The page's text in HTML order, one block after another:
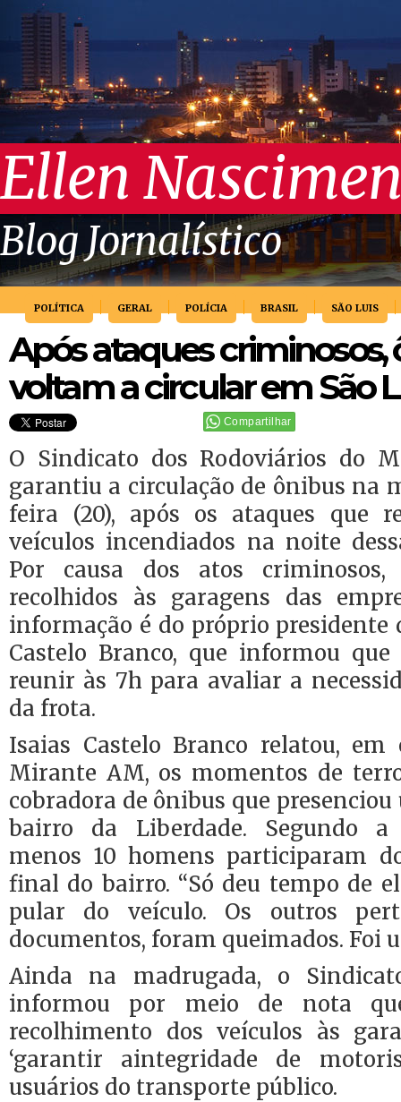
Ellen
Blog Jornalístico
POLÍTICA GERAL POLÍCIA BRASIL SÃO LUIS
Após ataques criminosos,
voltam a circular em São
Compartilhar
O Sindicato dos Rodoviários do
garantiu a circulação de ônibus na
feira (20), após os ataques que
veículos incendiados na noite
Por causa dos atos
recolhidos às garagens das
informação é do próprio presidente
Castelo Branco, que informou
reunir às 7h para avaliar a
da frota.
Isaias Castelo Branco relatou,
Mirante AM, os momentos de
cobradora de ônibus que
bairro da Liberdade. Segundo a
menos 10 homens participaram
final do bairro. “Só deu tempo de
pular do veículo. Os outros
documentos, foram queimados. Foi
Ainda na madrugada, o
informou por meio de nota
recolhimento dos veículos às
‘garantir aintegridade de
usuários do transporte público.